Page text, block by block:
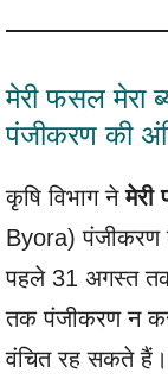
मेरी फसल मेरा
पंजीकरण की
कृषि विभाग नेमेरी
Byora) पंजीकरण
पहले 31 अगस्त तक
तक पंजीकरण न
वंचित रह सकते